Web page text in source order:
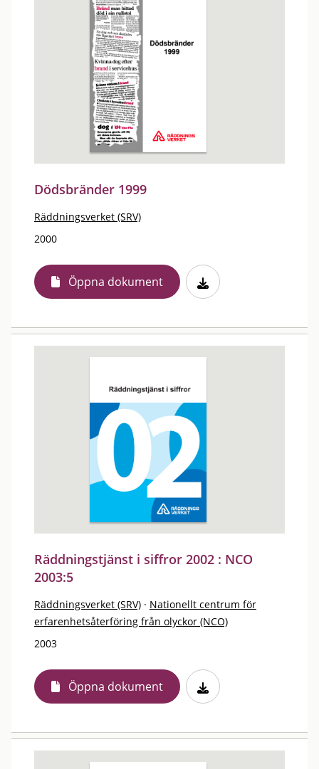
Dödsbränder 1999
Räddningsverket (SRV)
2000
Öppna dokument
Räddningstjänst i siffror 2002 : NCO
2003:5
Räddningsverket (SRV) · Nationellt centrum för
erfarenhetsåterföring från olyckor (NCO)
2003
Öppna dokument